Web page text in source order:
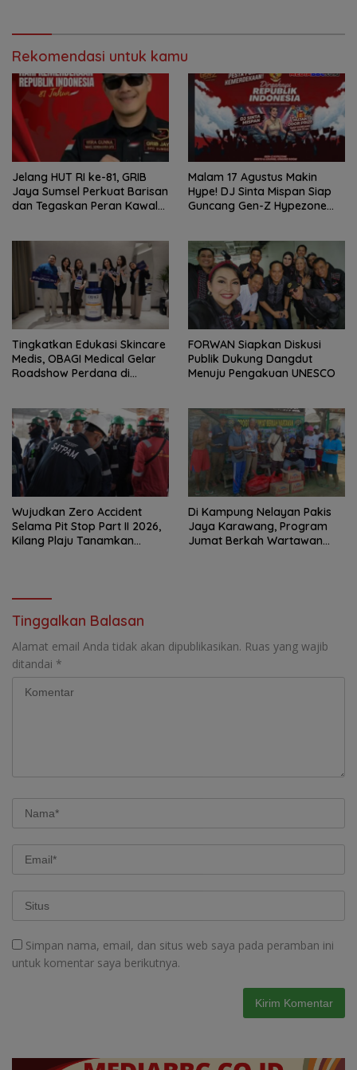
Rekomendasi untuk kamu
Jelang HUT RI ke-81, GRIB
Jaya Sumsel Perkuat Barisan
dan Tegaskan Peran Kawal
Malam 17 Agustus Makin
Hype! DJ Sinta Mispan Siap
Guncang Gen-Z Hypezone
Tingkatkan Edukasi Skincare
Medis, OBAGI Medical Gelar
Roadshow Perdana di
FORWAN Siapkan Diskusi
Publik Dukung Dangdut
Menuju Pengakuan UNESCO
Wujudkan Zero Accident
Selama Pit Stop Part II 2026,
Kilang Plaju Tanamkan
Di Kampung Nelayan Pakis
Jaya Karawang, Program
Jumat Berkah Wartawan
Tinggalkan Balasan
Alamat email Anda tidak akan dipublikasikan. Ruas yang wajib
ditandai *
Simpan nama, email, dan situs web saya pada peramban ini
untuk komentar saya berikutnya.